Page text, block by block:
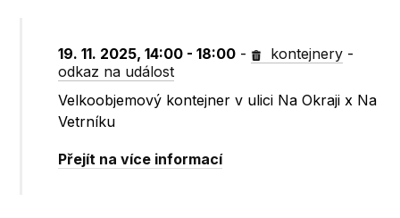
19. 11. 2025, 14:00 - 18:00 - kontejnery -
odkaz na událost
Velkoobjemový kontejner v ulici Na Okraji x Na
Vetrníku
Přejít na více informací